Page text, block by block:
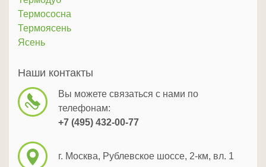
Термососна
Термоясень
Ясень
Наши контакты
Вы можете связаться с нами по
телефонам:
+7 (495) 432-00-77
г. Москва, Рублевское шоссе, 2-км, вл. 1